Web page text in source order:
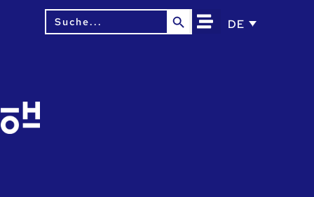
Search
for:
Search Button
DE